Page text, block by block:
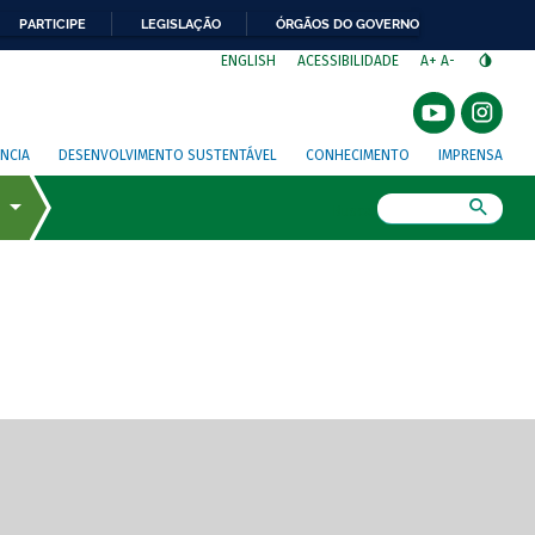
PARTICIPE LEGISLAÇÃO ÓRGÃOS DO GOVERNO
ENGLISH ACESSIBILIDADE A+ A-
DESENVOLVIMENTO SUSTENTÁVEL CONHECIMENTO IMPRENSA
de tela